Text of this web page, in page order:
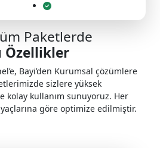
Paketlerde
Özellikler
Bayi’den Kurumsal çözümlere
sizlere yüksek
kolay kullanım sunuyoruz. Her
göre optimize edilmiştir.